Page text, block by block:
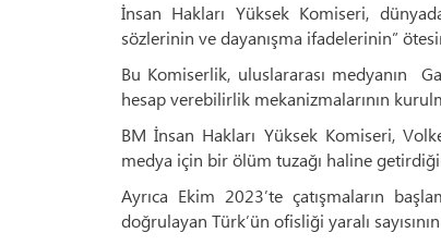
İnsan Hakları Yüksek Komiseri,
sözlerinin ve dayanışma ifadelerinin”
Bu Komiserlik, uluslararası medyanın
hesap verebilirlik mekanizmalarının
BM İnsan Hakları Yüksek Komiseri,
medya için bir ölüm tuzağı haline
Ayrıca Ekim 2023’te çatışmaların
doğrulayan Türk’ün ofisliği yaralı